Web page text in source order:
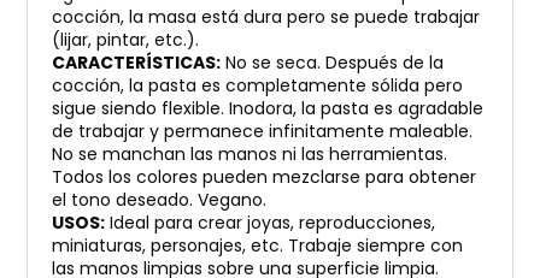
cocción, la masa está dura pero se puede trabajar
(lijar, pintar, etc.).
CARACTERÍSTICAS: No se seca. Después de la
cocción, la pasta es completamente sólida pero
sigue siendo flexible. Inodora, la pasta es agradable
de trabajar y permanece infinitamente maleable.
No se manchan las manos ni las herramientas.
Todos los colores pueden mezclarse para obtener
el tono deseado. Vegano.
USOS: Ideal para crear joyas, reproducciones,
miniaturas, personajes, etc. Trabaje siempre con
las manos limpias sobre una superficie limpia.